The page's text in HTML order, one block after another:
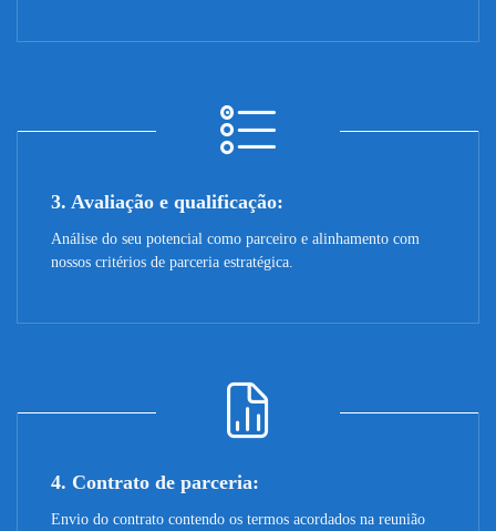
3. Avaliação e qualificação:
Análise do seu potencial como parceiro e alinhamento com
nossos critérios de parceria estratégica.
4. Contrato de parceria:
Envio do contrato contendo os termos acordados na reunião